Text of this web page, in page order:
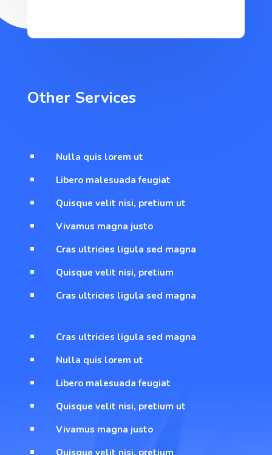
Other Services
^ Nulla quis lorem ut
^ Libero malesuada feugiat
^ Quisque velit nisi, pretium ut
^ Vivamus magna justo
^ Cras ultricies ligula sed magna
^ Quisque velit nisi, pretium
^ Cras ultricies ligula sed magna
^ Cras ultricies ligula sed magna
^ Nulla quis lorem ut
^ Libero malesuada feugiat
^ Quisque velit nisi, pretium ut
^ Vivamus magna justo
^